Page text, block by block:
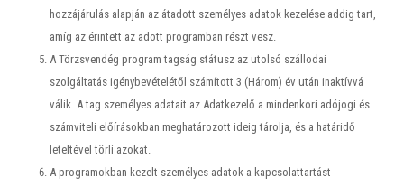
hozzájárulás alapján az átadott személyes adatok kezelése addig tart,
amíg az érintett az adott programban részt vesz.
A Törzsvendég program tagság státusz az utolsó szállodai
szolgáltatás igénybevételétől számított 3 (Három) év után inaktívvá
válik. A tag személyes adatait az Adatkezelő a mindenkori adójogi és
számviteli előírásokban meghatározott ideig tárolja, és a határidő
leteltével törli azokat.
A programokban kezelt személyes adatok a kapcsolattartást